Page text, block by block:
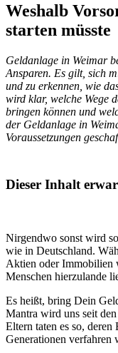
Weshalb
starten müsste
Geldanlage in Weimar
Ansparen. Es gilt, sich
und zu erkennen, wie
wird klar, welche Wege
bringen können und
der Geldanlage in
Voraussetzungen
Dieser Inhalt
Nirgendwo sonst wird
wie in Deutschland.
Aktien oder Immobilien
Menschen hierzulande
Es heißt, bring Dein
Mantra wird uns seit
Eltern taten es so, deren
Generationen verfahren